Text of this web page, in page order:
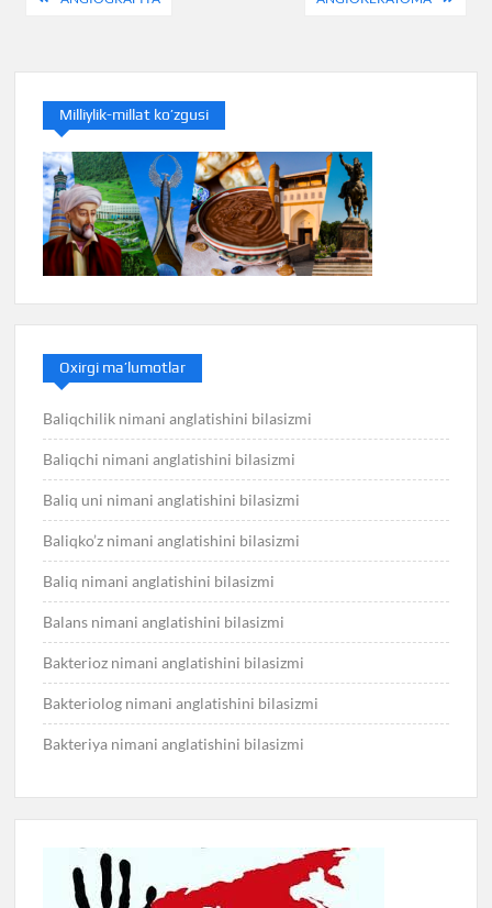
Milliylik-millat ko’zgusi
Oxirgi ma’lumotlar
Baliqchilik nimani anglatishini bilasizmi
Baliqchi nimani anglatishini bilasizmi
Baliq uni nimani anglatishini bilasizmi
Baliqko’z nimani anglatishini bilasizmi
Baliq nimani anglatishini bilasizmi
Balans nimani anglatishini bilasizmi
Bakterioz nimani anglatishini bilasizmi
Bakteriolog nimani anglatishini bilasizmi
Bakteriya nimani anglatishini bilasizmi